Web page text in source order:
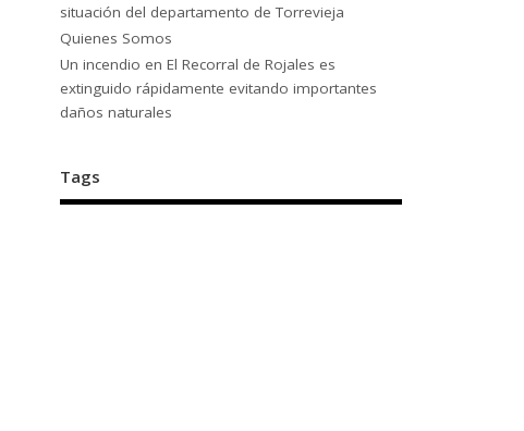
situación del departamento de Torrevieja
Quienes Somos
Un incendio en El Recorral de Rojales es
extinguido rápidamente evitando importantes
daños naturales
Tags